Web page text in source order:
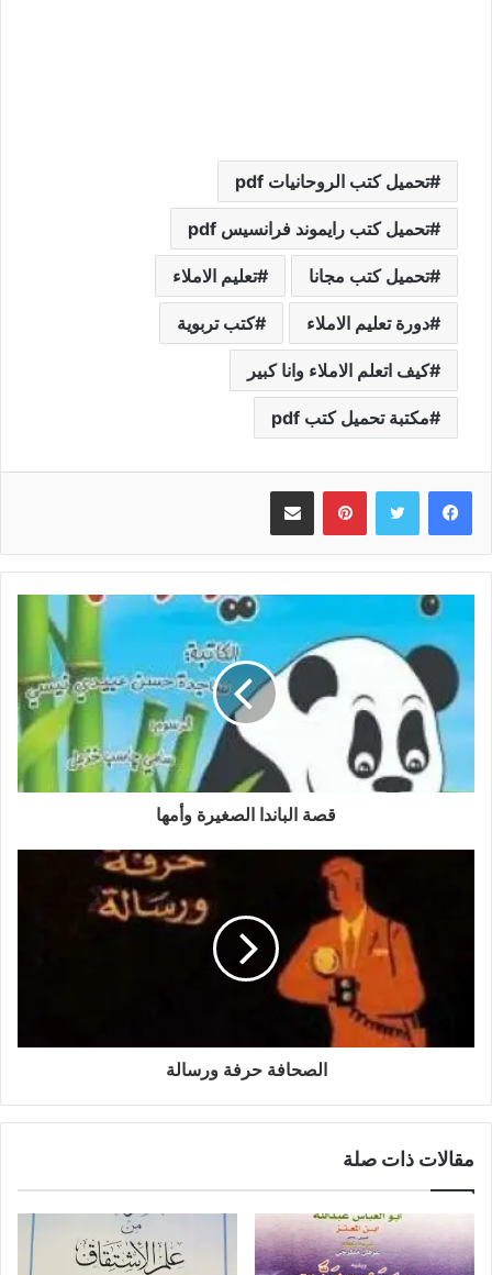
تحميل كتب الروحانيات pdf
تحميل كتب رايموند فرانسيس pdf
تحميل كتب مجانا تعليم الاملاء
دورة تعليم الاملاء كتب تربوية
كيف اتعلم الاملاء وانا كبير
مكتبة تحميل كتب pdf
بينتيريست
قصة الباندا الصغیرة وأمها
الصحافة حرفة ورسالة
مقالات ذات صلة